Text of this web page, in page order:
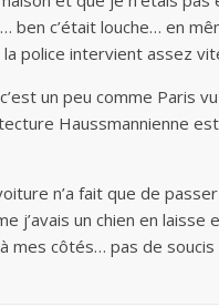
ben c’était louche… en
police intervient assez
un peu comme Paris
Haussmannienne
n’a fait que de
j’avais un chien en laisse
mes côtés… pas de soucis